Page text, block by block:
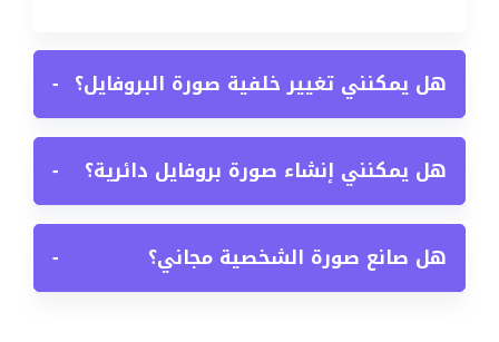
هل يمكنني تغيير خلفية صورة البروفايل؟ −
هل يمكنني إنشاء صورة بروفايل دائرية؟ −
هل صانع صورة الشخصية مجاني؟ −